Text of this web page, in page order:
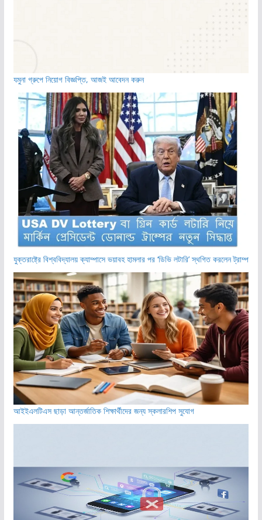
যমুনা গ্রুপে নিয়োগ বিজ্ঞপ্তি, আজই আবেদন করুন
যুক্তরাষ্ট্রে বিশ্ববিদ্যালয় ক্যাম্পাসে ভয়াবহ হামলার পর ‘ডিভি লটারি’ স্থগিত করলেন ট্রাম্প
আইইএলটিএস ছাড়া আন্তর্জাতিক শিক্ষার্থীদের জন্য স্কলারশিপ সুযোগ